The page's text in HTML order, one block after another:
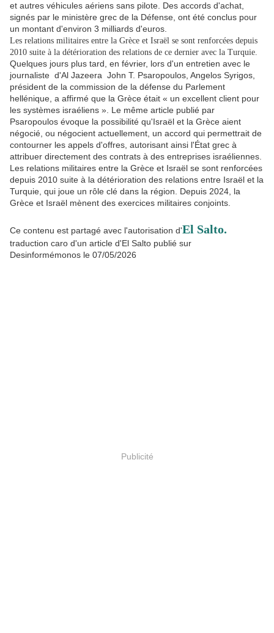
et autres véhicules aériens sans pilote. Des accords d'achat,
signés par le ministère grec de la Défense, ont été conclus pour
un montant d'environ 3 milliards d'euros.
Les relations militaires entre la Grèce et Israël se sont renforcées depuis
2010 suite à la détérioration des relations de ce dernier avec la Turquie.
Quelques jours plus tard, en février, lors d'un entretien avec le
journaliste d'Al Jazeera John T. Psaropoulos, Angelos Syrigos,
président de la commission de la défense du Parlement
hellénique, a affirmé que la Grèce était « un excellent client pour
les systèmes israéliens ». Le même article publié par
Psaropoulos évoque la possibilité qu'Israël et la Grèce aient
négocié, ou négocient actuellement, un accord qui permettrait de
contourner les appels d'offres, autorisant ainsi l'État grec à
attribuer directement des contrats à des entreprises israéliennes.
Les relations militaires entre la Grèce et Israël se sont renforcées
depuis 2010 suite à la détérioration des relations entre Israël et la
Turquie, qui joue un rôle clé dans la région. Depuis 2024, la
Grèce et Israël mènent des exercices militaires conjoints.
Ce contenu est partagé avec l'autorisation d'El Salto.
traduction caro d'un article d'El Salto publié sur
Desinformémonos le 07/05/2026
Publicité